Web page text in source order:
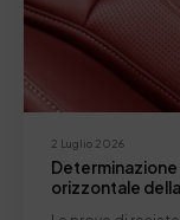
2 Luglio 2026
orizzontale